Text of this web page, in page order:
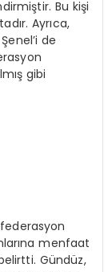
Bu kişi
Ayrıca,
de
gibi
federasyon
menfaat
Gündüz,